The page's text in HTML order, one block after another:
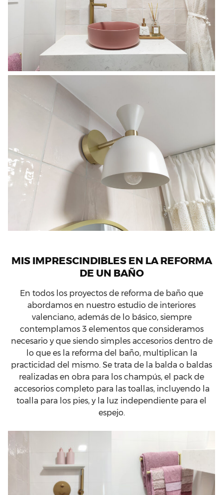
MIS IMPRESCINDIBLES EN LA REFORMA
DE UN BAÑO
En todos los proyectos de reforma de baño que
abordamos en nuestro estudio de interiores
valenciano, además de lo básico, siempre
contemplamos 3 elementos que consideramos
necesario y que siendo simples accesorios dentro de
lo que es la reforma del baño, multiplican la
practicidad del mismo. Se trata de la balda o baldas
realizadas en obra para los champús, el pack de
accesorios completo para las toallas, incluyendo la
toalla para los pies, y la luz independiente para el
espejo.